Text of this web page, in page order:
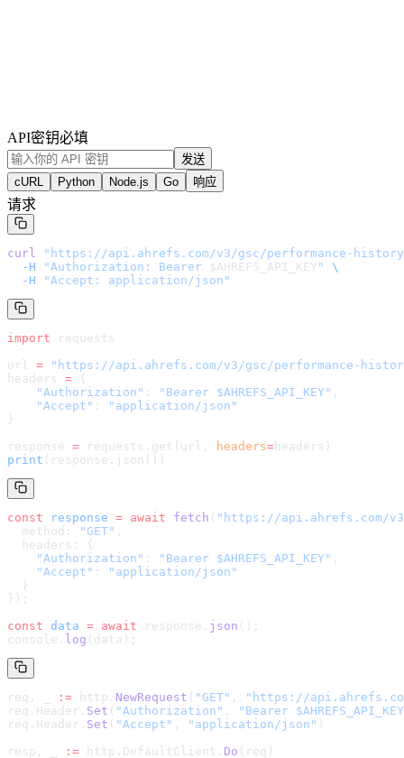
API密钥必填
发送
cURL
Python Node.js Go 响应
请求
curl " https://api.ahrefs.com/v3/gsc/performance-history
  -H
"Authorization: Bearer $AHREFS_API_KEY "
\
  -H
"Accept: application/json"
import requests
url = " https://api.ahrefs.com/v3/gsc/performance-
headers = {
    "Authorization"
: "Bearer $AHREFS_API_KEY" ,
    "Accept"
:
"application/json"
}
response = requests.get(url, headers= headers )
print (response.json())
const response = await fetch ( " https://api.ahrefs.com/
  method:
"GET" ,
  headers: {
    "Authorization"
: "Bearer $AHREFS_API_KEY" ,
    "Accept"
:
"application/json"
  }
});
const data = await response. json ();
console. log (data);
req, _ := http. NewRequest ( "GET" , " https://
req.Header. Set ( "Authorization" ,
"Bearer
req.Header. Set ( "Accept" , "application/json" )
resp, _
:= http.DefaultClient. Do (req)